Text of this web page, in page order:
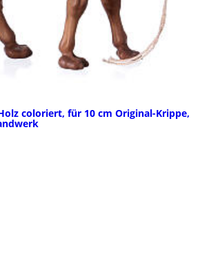
coloriert, für 10 cm Original-Krippe,